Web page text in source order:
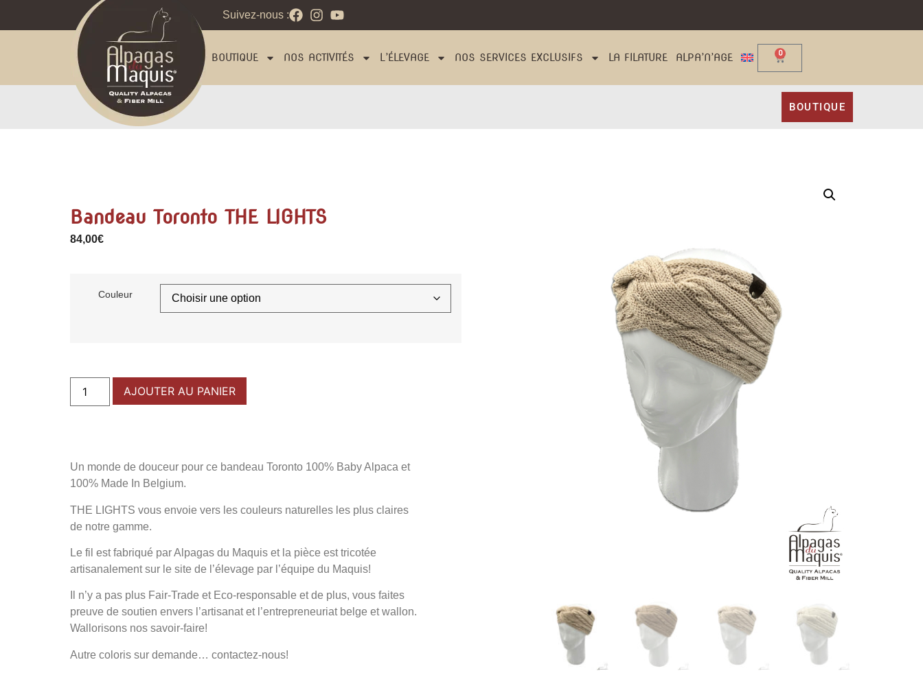
Suivez-nous :
BOUTIQUE NOS ACTIVITÉS L’ÉLEVAGE NOS SERVICES EXCLUSIFS LA FILATURE ALPA’N’AGE 0
BOUTIQUE
Bandeau Toronto THE LIGHTS
84,00€
Couleur
AJOUTER AU PANIER
Un monde de douceur pour ce bandeau Toronto 100% Baby Alpaca et
100% Made In Belgium.
THE LIGHTS vous envoie vers les couleurs naturelles les plus claires
de notre gamme.
Le fil est fabriqué par Alpagas du Maquis et la pièce est tricotée
artisanalement sur le site de l’élevage par l’équipe du Maquis!
Il n’y a pas plus Fair-Trade et Eco-responsable et de plus, vous faites
preuve de soutien envers l’artisanat et l’entrepreneuriat belge et wallon.
Wallorisons nos savoir-faire!
Autre coloris sur demande… contactez-nous!